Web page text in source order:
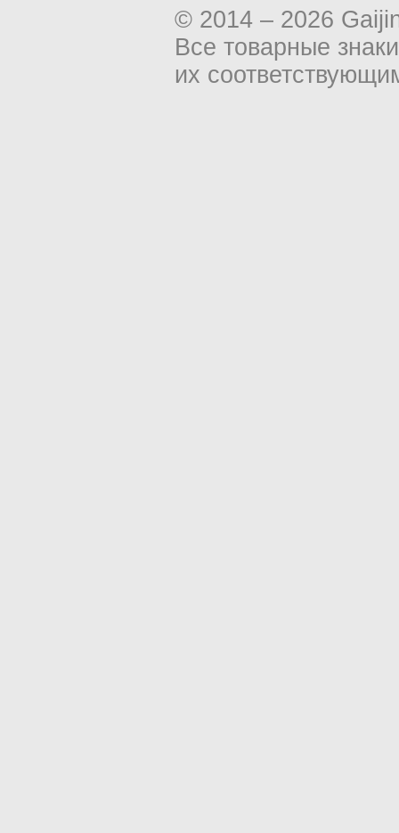
© 2014 – 2026
Все товарные
их